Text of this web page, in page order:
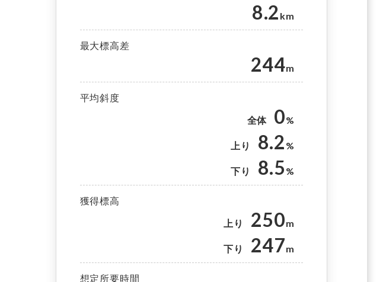
8.2 km
最大標高差
244m
平均斜度
全体
0%
上り 8.2 %
下り 8.5 %
獲得標高
上り
250m
下り 247m
想定所要時間